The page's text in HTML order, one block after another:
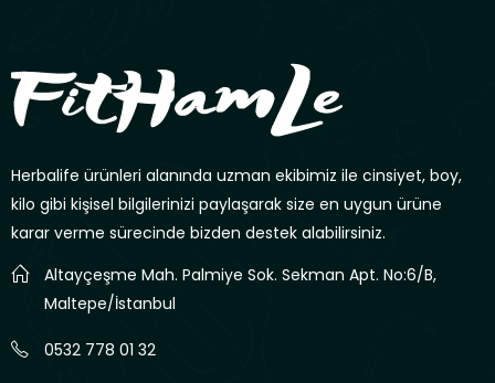
Herbalife ürünleri alanında uzman ekibimiz ile cinsiyet, boy,
kilo gibi kişisel bilgilerinizi paylaşarak size en uygun ürüne
karar verme sürecinde bizden destek alabilirsiniz.
Altayçeşme Mah. Palmiye Sok. Sekman Apt. No:6/B,
Maltepe/İstanbul
0532 778 01 32